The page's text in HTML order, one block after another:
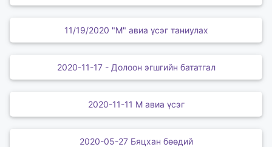
11/19/2020 "М" авиа үсэг таниулах
2020-11-17 - Долоон эгшгийн бататгал
2020-11-11 М авиа үсэг
2020-05-27 Бяцхан бөөдий